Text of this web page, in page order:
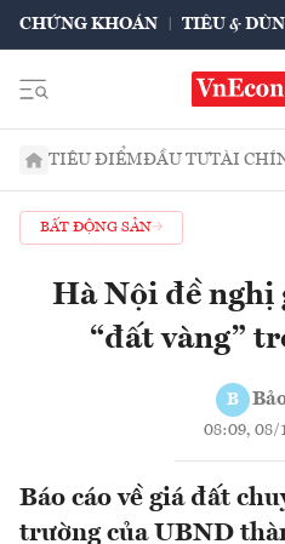
CHỨNG KHOÁN TIÊU &
TIÊU ĐIỂMĐẦU TƯTÀI
BẤT ĐỘNG SẢN
Hà Nội đề nghị
“đất vàng”
B
08:09, 08/
Báo cáo về giá đất
trường của UBND